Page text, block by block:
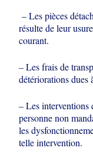
– Les pièces
résulte de leur usure
courant.
– Les frais de
détériorations dues
– Les interventions
personne non
les
telle intervention.